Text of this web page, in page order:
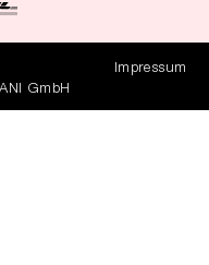
Impressum
GmbH